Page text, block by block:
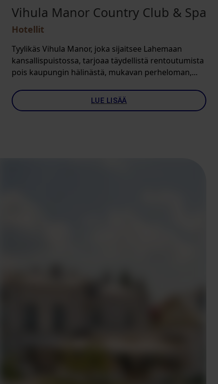
Vihula Manor Country Club & Spa
Hotellit
Tyylikäs Vihula Manor, joka sijaitsee Lahemaan
kansallispuistossa, tarjoaa täydellistä rentoutumista
pois kaupungin hälinästä, mukavan perheloman,...
LUE LISÄÄ